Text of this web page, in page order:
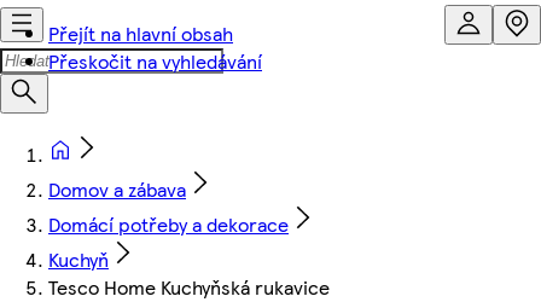
Přejít na hlavní obsah
Přeskočit na vyhledávání
Domov a zábava
Domácí potřeby a dekorace
Kuchyň
Tesco Home Kuchyňská rukavice